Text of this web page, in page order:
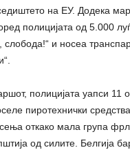
на ЕУ. Додека
полицијата од 5.000
слобода!“ и носеа
полицијата уапси 11
пиротехнички
откако мала група
од силите. Белгија